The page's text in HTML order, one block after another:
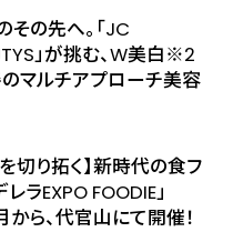
の先へ――。「JC
」が挑む、W美白※2
マルチアプローチ美容
切り拓く】新時代の食フ
レラEXPO FOODIE」
ら、代官山にて開催！